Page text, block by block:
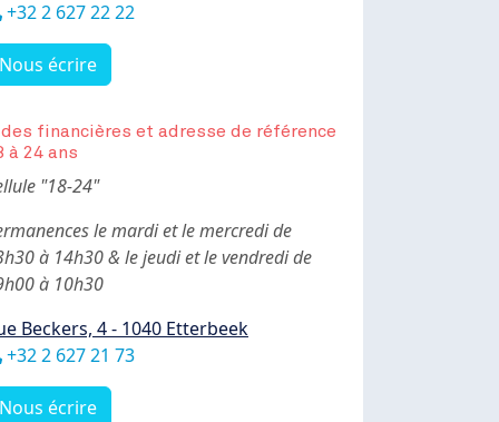
+32 2 627 22 22
Nous écrire
financières et adresse de référence
à 24 ans
"18-24"
le mardi et le mercredi de
à 14h30 & le jeudi et le vendredi de
à 10h30
Beckers, 4 - 1040 Etterbeek
‭+32 2 627 21 73‬
Nous écrire